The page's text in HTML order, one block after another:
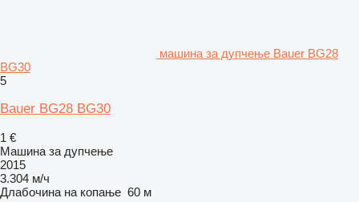
машина за дупчење Bauer BG28
BG30
5
Bauer BG28 BG30
1 €
Машина за дупчење
2015
3.304 м/ч
Длабочина на копање 60 м